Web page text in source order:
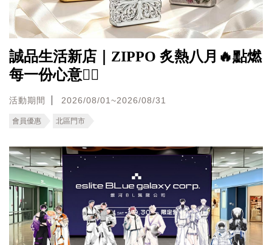
誠品生活新店｜ZIPPO 炙熱八月🔥點燃
每一份心意❤️‍🔥
活動期間 2026/08/01~2026/08/31
會員優惠 北區門市